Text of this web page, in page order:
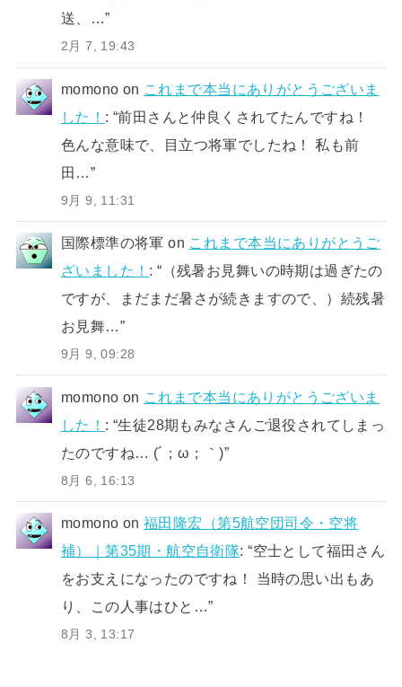
送、…”
2月 7, 19:43
momono on これまで本当にありがとうございま
した！ : “前田さんと仲良くされてたんですね！
色んな意味で、目立つ将軍でしたね！ 私も前
田…”
9月 9, 11:31
国際標準の将軍 on これまで本当にありがとうご
ざいました！ : “ （残暑お見舞いの時期は過ぎたの
ですが、まだまだ暑さが続きますので、）続残暑
お見舞…”
9月 9, 09:28
momono on これまで本当にありがとうございま
した！ : “生徒28期もみなさんご退役されてしまっ
たのですね… (´；ω；｀)”
8月 6, 16:13
momono on福田隆宏（第5航空団司令・空将
補）｜第35期・航空自衛隊: “空士として福田さん
をお支えになったのですね！ 当時の思い出もあ
り、この人事はひと…”
8月 3, 13:17